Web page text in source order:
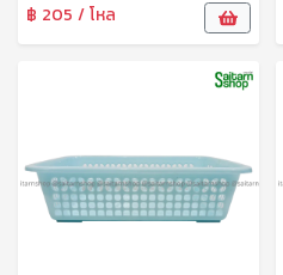
฿ 205 / โหล